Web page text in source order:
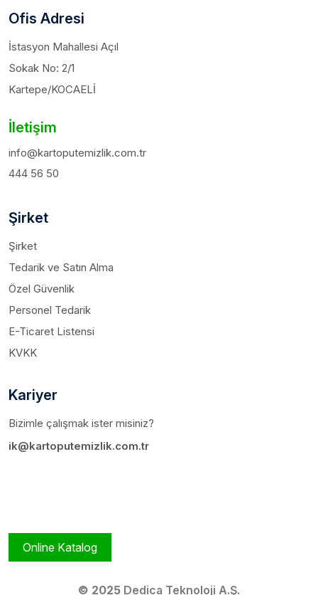
Ofis Adresi
İstasyon Mahallesi Açıl
Sokak No: 2/1
Kartepe/KOCAELİ
İletişim
info@kartoputemizlik.com.tr
444 56 50
Şirket
Şirket
Tedarik ve Satın Alma
Özel Güvenlik
Personel Tedarik
E-Ticaret Listensi
KVKK
Kariyer
Bizimle çalışmak ister misiniz?
ik@kartoputemizlik.com.tr
Online Katalog
© 2025 Dedica Teknoloji A.Ş.